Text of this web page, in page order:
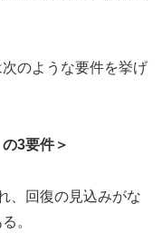
のような要件を挙げ
3要件＞
、回復の見込みがな
。